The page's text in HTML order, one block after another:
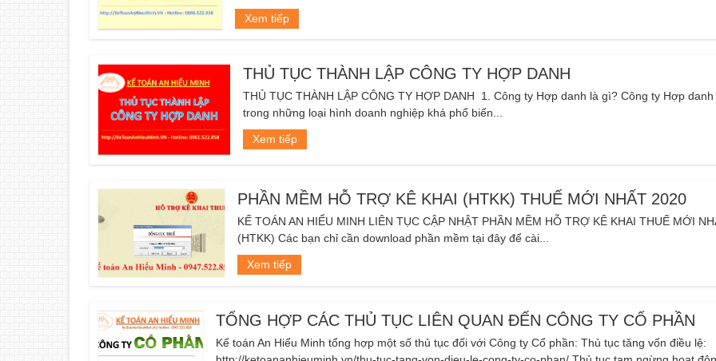
Xem tiếp
THỦ TỤC THÀNH LẬP CÔNG TY HỢP DANH
THỦ TỤC THÀNH LẬP CÔNG TY HỢP DANH 1. Công ty Hợp danh là gì? Công ty Hợp
trong những loại hình doanh nghiệp khá phổ biến...
Xem tiếp
PHẦN MỀM HỖ TRỢ KÊ KHAI (HTKK) THUẾ MỚI NHẤT 2020
KẾ TOÁN AN HIỂU MINH LIÊN TỤC CẬP NHẬT PHẦN MỀM HỖ TRỢ KÊ KHAI THUẾ MỚI
(HTKK) Các bạn chỉ cần download phần mềm tại đây để cài...
Xem tiếp
TỔNG HỢP CÁC THỦ TỤC LIÊN QUAN ĐẾN CÔNG TY CỔ PHẦN
Kế toán An Hiểu Minh tổng hợp một số thủ tục đối với Công ty Cổ phần: Thủ tục tăng vốn điều lệ: